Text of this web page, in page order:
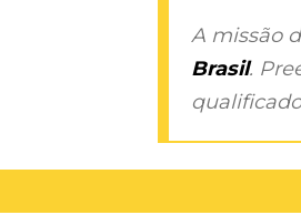
A missão
Brasil.